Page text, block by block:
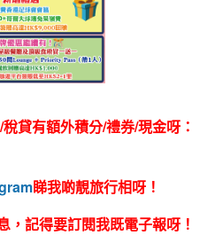
貸有額外積分/禮券/現金呀：
睇我啲靚旅行相呀！
，記得要訂閱我既電子報呀！